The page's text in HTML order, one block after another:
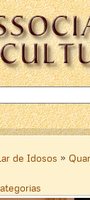
de Idosos »